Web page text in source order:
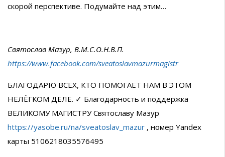
скорой перспективе. Подумайте над этим…
Святослав Мазур, В.М.С.О.Н.В.П.
https://www.facebook.com/sveatoslavmazurmagistr
БЛАГОДАРЮ ВСЕХ, КТО ПОМОГАЕТ НАМ В ЭТОМ
НЕЛЁГКОМ ДЕЛЕ. ✓ Благодарность и поддержка
ВЕЛИКОМУ МАГИСТРУ Святославу Мазур
https://yasobe.ru/na/sveatoslav_mazur , номер Yandex
карты 5106218035576495